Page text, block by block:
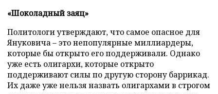
«Шоколадный заяц»
Политологи утверждают, что самое опасное для
Януковича – это непопулярные миллиардеры,
которые бы открыто его поддерживали. Однако
уже есть олигархи, которые открыто
поддерживают силы по другую сторону баррикад.
Их даже уже нельзя назвать олигархами в строгом